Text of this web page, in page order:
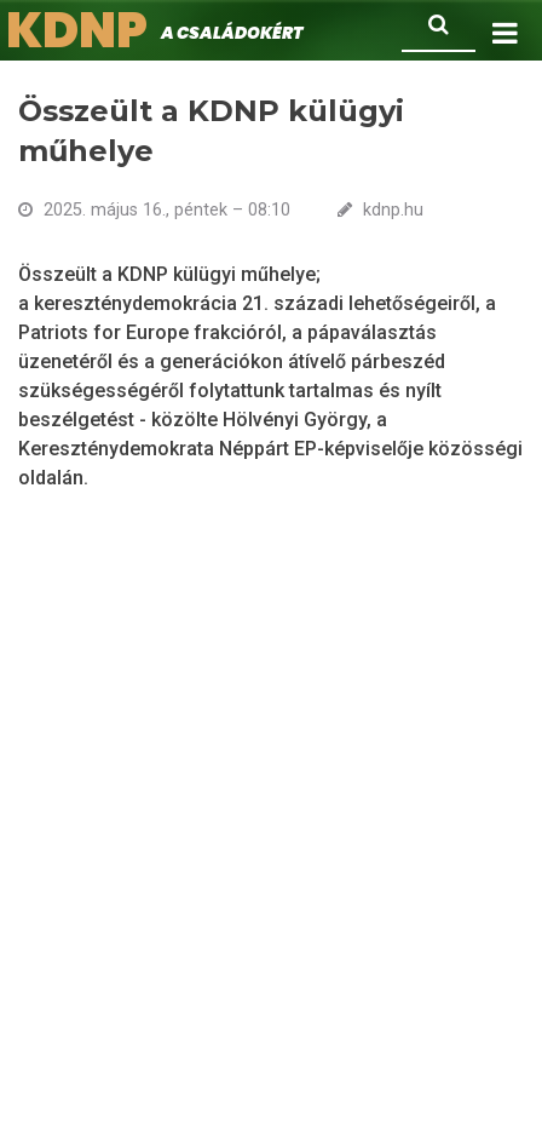
Ugrás
a
Keresés
KDNPA családokért.
Összeült a KDNP külügyi
műhelye
2025. május 16., péntek – 08:10 kdnp.hu
Összeült a KDNP külügyi műhelye;
a kereszténydemokrácia 21. századi lehetőségeiről, a
Patriots for Europe frakcióról, a pápaválasztás
üzenetéről és a generációkon átívelő párbeszéd
szükségességéről folytattunk tartalmas és nyílt
beszélgetést - közölte Hölvényi György, a
Kereszténydemokrata Néppárt EP-képviselője közösségi
oldalán.